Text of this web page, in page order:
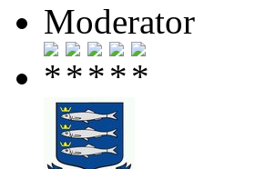
Moderator